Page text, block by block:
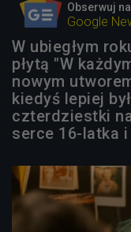
Obserwuj
Google
W ubiegłym
płytą "W
nowym
kiedyś lepiej
czterdziestki
serce 16-latka i